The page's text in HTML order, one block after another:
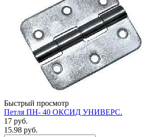
Быстрый просмотр
Петля ПН- 40 ОКСИД УНИВЕРС.
17 руб.
15.98 руб.